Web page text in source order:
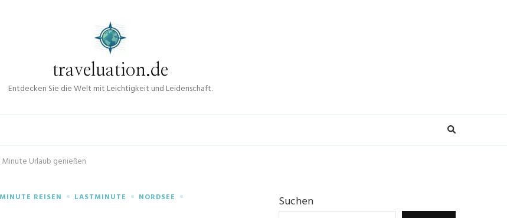
traveluation.de
Entdecken Sie die Welt mit Leichtigkeit und Leidenschaft.
Urlaub genießen
REISEN LASTMINUTE
NORDSEE
Suchen